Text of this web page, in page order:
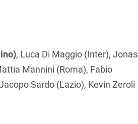
, Luca Di Maggio (Inter), Jonas
Mannini (Roma), Fabio
Sardo (Lazio), Kevin Zeroli